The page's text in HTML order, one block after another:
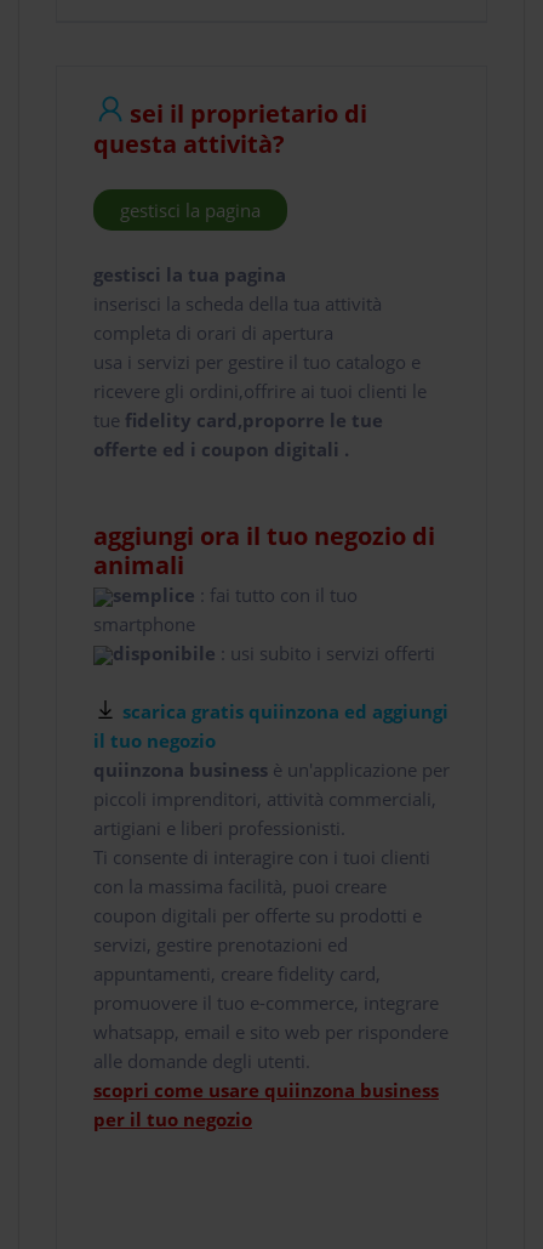
sei il proprietario di
questa attività?
gestisci la pagina
gestisci la tua pagina
inserisci la scheda della tua attività
completa di orari di apertura
usa i servizi per gestire il tuo catalogo e
ricevere gli ordini,offrire ai tuoi clienti le
tue fidelity card,proporre le tue
offerte ed i coupon digitali .
aggiungi ora il tuo negozio di
animali
semplice : fai tutto con il tuo
smartphone
disponibile : usi subito i servizi offerti
scarica gratis quiinzona ed aggiungi
il tuo negozio
quiinzona business è un'applicazione per
piccoli imprenditori, attività commerciali,
artigiani e liberi professionisti.
Ti consente di interagire con i tuoi clienti
con la massima facilità, puoi creare
coupon digitali per offerte su prodotti e
servizi, gestire prenotazioni ed
appuntamenti, creare fidelity card,
promuovere il tuo e-commerce, integrare
whatsapp, email e sito web per rispondere
alle domande degli utenti.
scopri come usare quiinzona business
per il tuo negozio